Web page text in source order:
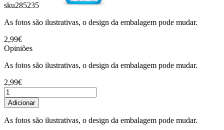
sku285235
As fotos são ilustrativas, o design da embalagem pode mudar.
2,99€
Opiniões
As fotos são ilustrativas, o design da embalagem pode mudar.
2,99€
Adicionar
As fotos são ilustrativas, o design da embalagem pode mudar.